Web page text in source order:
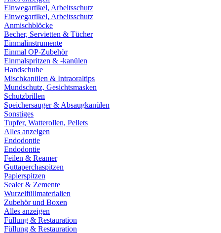
Einwegartikel, Arbeitsschutz
Einwegartikel, Arbeitsschutz
Anmischblöcke
Becher, Servietten & Tücher
Einmalinstrumente
Einmal OP-Zubehör
Einmalspritzen & -kanülen
Handschuhe
Mischkanülen & Intraoraltips
Mundschutz, Gesichtsmasken
Schutzbrillen
Speichersauger & Absaugkanülen
Sonstiges
Tupfer, Watterollen, Pellets
Alles anzeigen
Endodontie
Endodontie
Feilen & Reamer
Guttaperchaspitzen
Papierspitzen
Sealer & Zemente
Wurzelfüllmaterialien
Zubehör und Boxen
Alles anzeigen
Füllung & Restauration
Füllung & Restauration